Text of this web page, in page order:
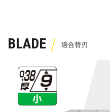
BLADE